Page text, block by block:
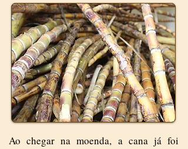
Ao chegar na moenda, a cana já foi